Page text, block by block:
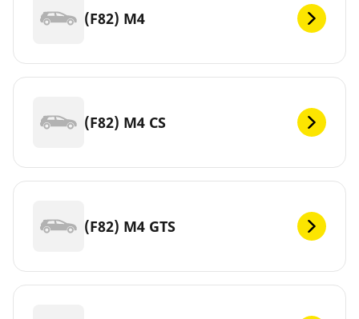
(F82) M4
(F82) M4 CS
(F82) M4 GTS